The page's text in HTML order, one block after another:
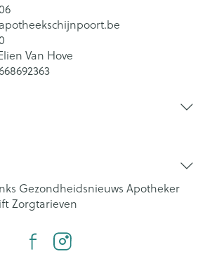
apotheekschijnpoort.be
Van Hove
Gezondheidsnieuws Apotheker
Zorgtarieven